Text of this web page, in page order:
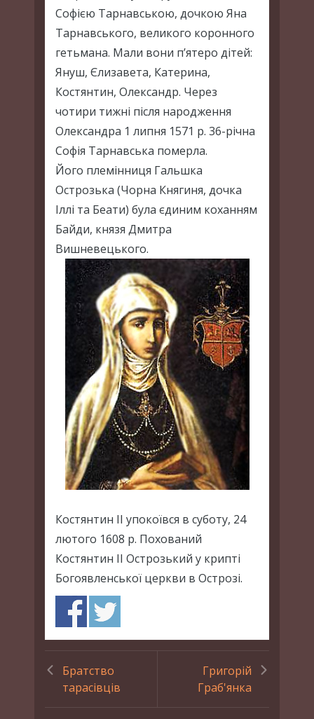
Софією Тарнавською, дочкою Яна
Тарнавського, великого коронного
гетьмана. Мали вони п’ятеро дітей:
Януш, Єлизавета, Катерина,
Костянтин, Олександр. Через
чотири тижні після народження
Олександра 1 липня 1571 р. 36-річна
Софія Тарнавська померла.
Його племінниця Гальшка
Острозька (Чорна Княгиня, дочка
Іллі та Беати) була єдиним коханням
Байди, князя Дмитра
Вишневецького.
Костянтин ІІ упокоївся в суботу, 24
лютого 1608 р. Похований
Костянтин ІІ Острозький у крипті
Богоявленської церкви в Острозі.
Братство
тарасівців
Григорій
Граб'янка